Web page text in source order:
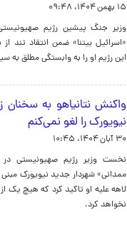
۱۵ بهمن ۱۴۰۴، ۰۹:۴۸
وزیر جنگ پیشین رژیم
«اسرائیل بیتنا» ضمن انتقاد تند
این رژیم او را به وابستگی مطلق به
واکنش نتانیاهو به سخنان
نیویورک را لغو نمی‌کنم
۳۰ آبان ۱۴۰۴، ۱۰:۴۵
نخست وزیر رژیم صهیونیستی
ممدانی» شهردار جدید نیویورک مبنی
لاهه علیه او تاکید کرد که هیچ‌ یک
نخواهد کرد.